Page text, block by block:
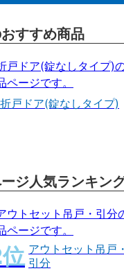
すすめ商品
折戸ドア(錠なしタイプ)
ジ人気ランキン
アウトセット吊戸・
引分